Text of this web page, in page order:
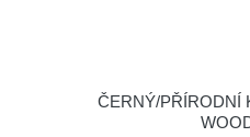
ČERNÝ/PŘÍRODNÍ